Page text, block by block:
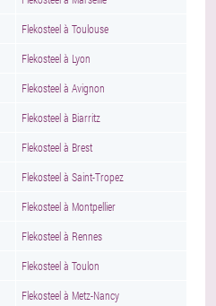
Flekosteel à Toulouse
Flekosteel à Lyon
Flekosteel à Avignon
Flekosteel à Biarritz
Flekosteel à Brest
Flekosteel à Saint-Tropez
Flekosteel à Montpellier
Flekosteel à Rennes
Flekosteel à Toulon
Flekosteel à Metz-Nancy